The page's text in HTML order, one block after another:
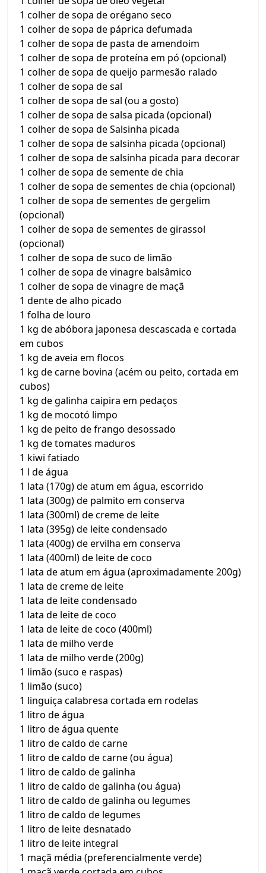
1 colher de sopa de orégano seco
1 colher de sopa de páprica defumada
1 colher de sopa de pasta de amendoim
1 colher de sopa de proteína em pó (opcional)
1 colher de sopa de queijo parmesão ralado
1 colher de sopa de sal
1 colher de sopa de sal (ou a gosto)
1 colher de sopa de salsa picada (opcional)
1 colher de sopa de Salsinha picada
1 colher de sopa de salsinha picada (opcional)
1 colher de sopa de salsinha picada para decorar
1 colher de sopa de semente de chia
1 colher de sopa de sementes de chia (opcional)
1 colher de sopa de sementes de gergelim
(opcional)
1 colher de sopa de sementes de girassol
(opcional)
1 colher de sopa de suco de limão
1 colher de sopa de vinagre balsâmico
1 colher de sopa de vinagre de maçã
1 dente de alho picado
1 folha de louro
1 kg de abóbora japonesa descascada e cortada
em cubos
1 kg de aveia em flocos
1 kg de carne bovina (acém ou peito, cortada em
cubos)
1 kg de galinha caipira em pedaços
1 kg de mocotó limpo
1 kg de peito de frango desossado
1 kg de tomates maduros
1 kiwi fatiado
1 l de água
1 lata (170g) de atum em água, escorrido
1 lata (300g) de palmito em conserva
1 lata (300ml) de creme de leite
1 lata (395g) de leite condensado
1 lata (400g) de ervilha em conserva
1 lata (400ml) de leite de coco
1 lata de atum em água (aproximadamente 200g)
1 lata de creme de leite
1 lata de leite condensado
1 lata de leite de coco
1 lata de leite de coco (400ml)
1 lata de milho verde
1 lata de milho verde (200g)
1 limão (suco e raspas)
1 limão (suco)
1 linguiça calabresa cortada em rodelas
1 litro de água
1 litro de água quente
1 litro de caldo de carne
1 litro de caldo de carne (ou água)
1 litro de caldo de galinha
1 litro de caldo de galinha (ou água)
1 litro de caldo de galinha ou legumes
1 litro de caldo de legumes
1 litro de leite desnatado
1 litro de leite integral
1 maçã média (preferencialmente verde)